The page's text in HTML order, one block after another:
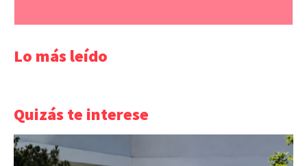
Lo más leído
Quizás te interese